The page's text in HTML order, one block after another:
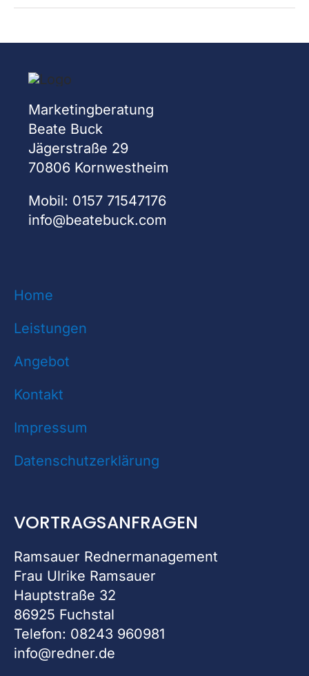
Marketingberatung
Beate Buck
Jägerstraße 29
70806 Kornwestheim
Mobil: 0157 71547176
info@beatebuck.com
Home
Leistungen
Angebot
Kontakt
Impressum
Datenschutzerklärung
VORTRAGSANFRAGEN
Ramsauer Rednermanagement
Frau Ulrike Ramsauer
Hauptstraße 32
86925 Fuchstal
Telefon: 08243 960981
info@redner.de